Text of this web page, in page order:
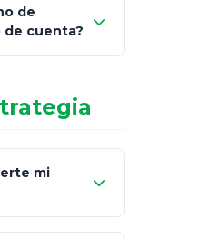
de
de cuenta?
mi